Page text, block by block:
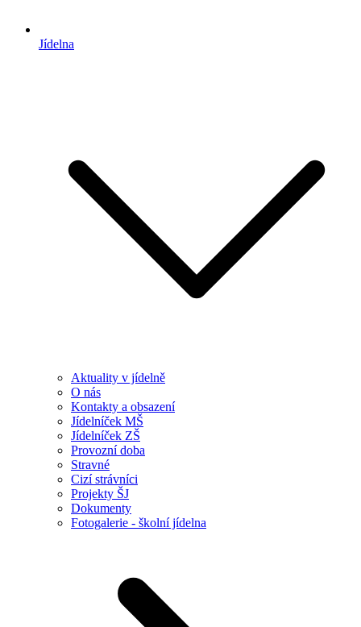
Jídelna
Aktuality v jídelně
O nás
Kontakty a obsazení
Jídelníček MŠ
Jídelníček ZŠ
Provozní doba
Stravné
Cizí strávníci
Projekty ŠJ
Dokumenty
Fotogalerie - školní jídelna